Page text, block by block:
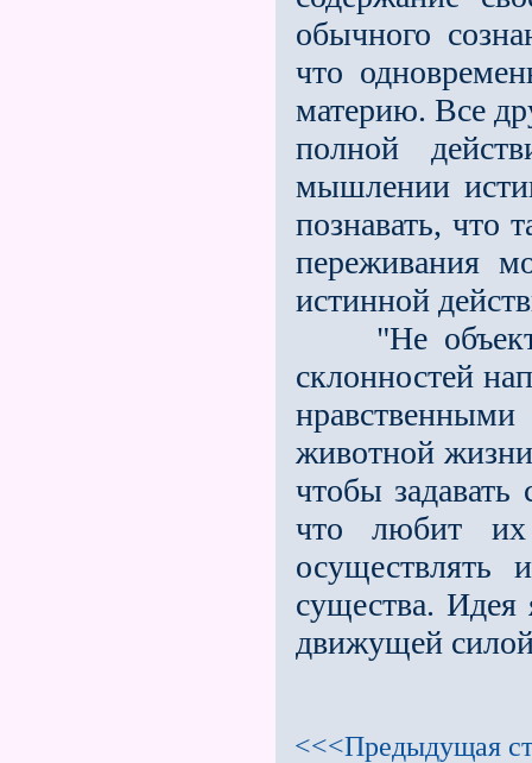
обычного
что
материю. Все
полной
мышлении
познавать, что
переживания
истинной
"Не
склонностей
животной
чтобы
что любит
осуществлять
существа.
движущей
<<<Предыдущая